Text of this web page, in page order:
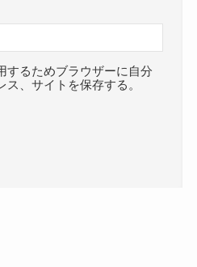
するためブラウザーに自分
、サイトを保存する。